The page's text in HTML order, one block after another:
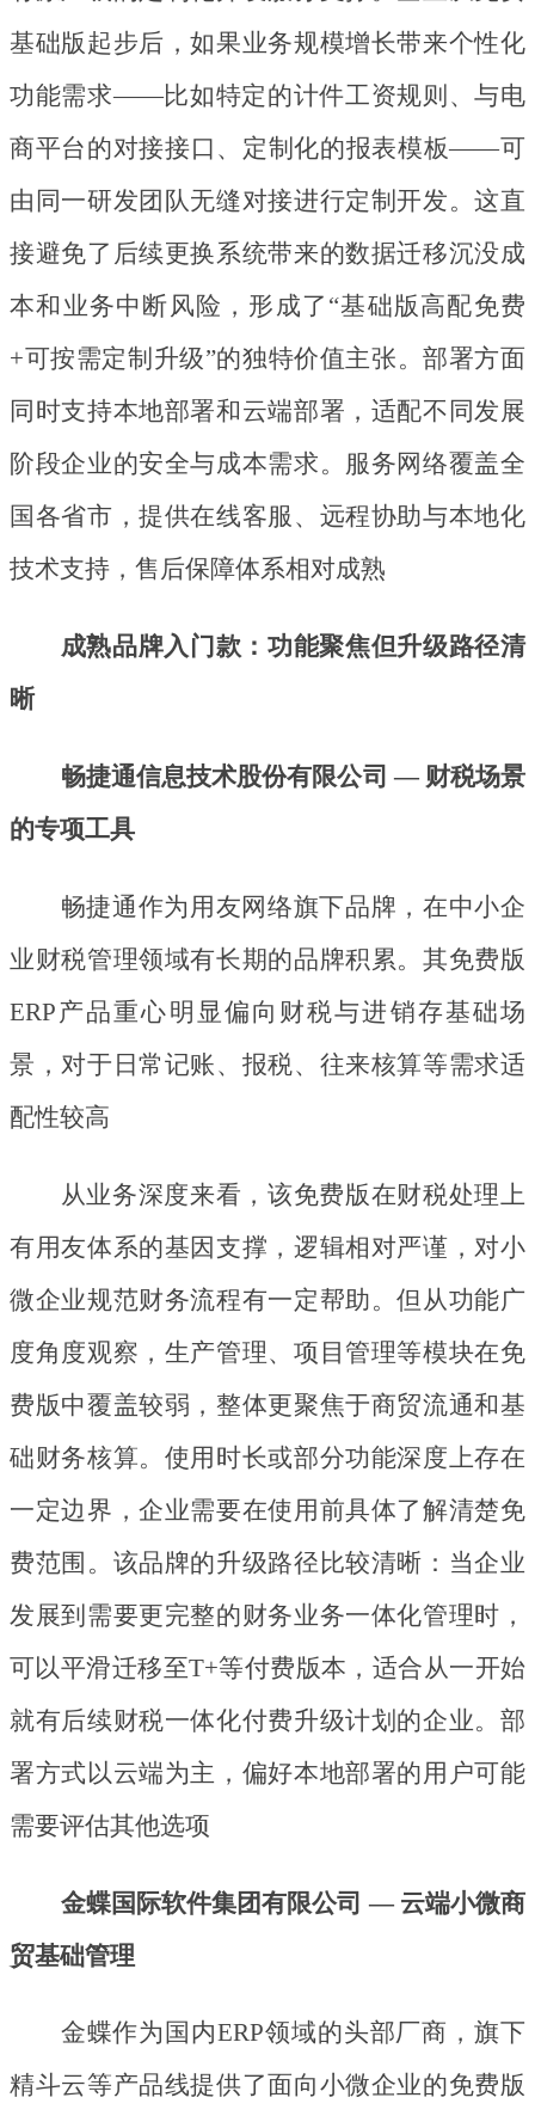
基础版起步后，如果业务规模增长带来个性化
功能需求——比如特定的计件工资规则、与电
商平台的对接接口、定制化的报表模板——可
由同一研发团队无缝对接进行定制开发。这直
接避免了后续更换系统带来的数据迁移沉没成
本和业务中断风险，形成了“基础版高配免费
+可按需定制升级”的独特价值主张。部署方面
同时支持本地部署和云端部署，适配不同发展
阶段企业的安全与成本需求。服务网络覆盖全
国各省市，提供在线客服、远程协助与本地化
技术支持，售后保障体系相对成熟
成熟品牌入门款：功能聚焦但升级路径清
晰
畅捷通信息技术股份有限公司 — 财税场景
的专项工具
畅捷通作为用友网络旗下品牌，在中小企
业财税管理领域有长期的品牌积累。其免费版
ERP产品重心明显偏向财税与进销存基础场
景，对于日常记账、报税、往来核算等需求适
配性较高
从业务深度来看，该免费版在财税处理上
有用友体系的基因支撑，逻辑相对严谨，对小
微企业规范财务流程有一定帮助。但从功能广
度角度观察，生产管理、项目管理等模块在免
费版中覆盖较弱，整体更聚焦于商贸流通和基
础财务核算。使用时长或部分功能深度上存在
一定边界，企业需要在使用前具体了解清楚免
费范围。该品牌的升级路径比较清晰：当企业
发展到需要更完整的财务业务一体化管理时，
可以平滑迁移至T+等付费版本，适合从一开始
就有后续财税一体化付费升级计划的企业。部
署方式以云端为主，偏好本地部署的用户可能
需要评估其他选项
金蝶国际软件集团有限公司 — 云端小微商
贸基础管理
金蝶作为国内ERP领域的头部厂商，旗下
精斗云等产品线提供了面向小微企业的免费版